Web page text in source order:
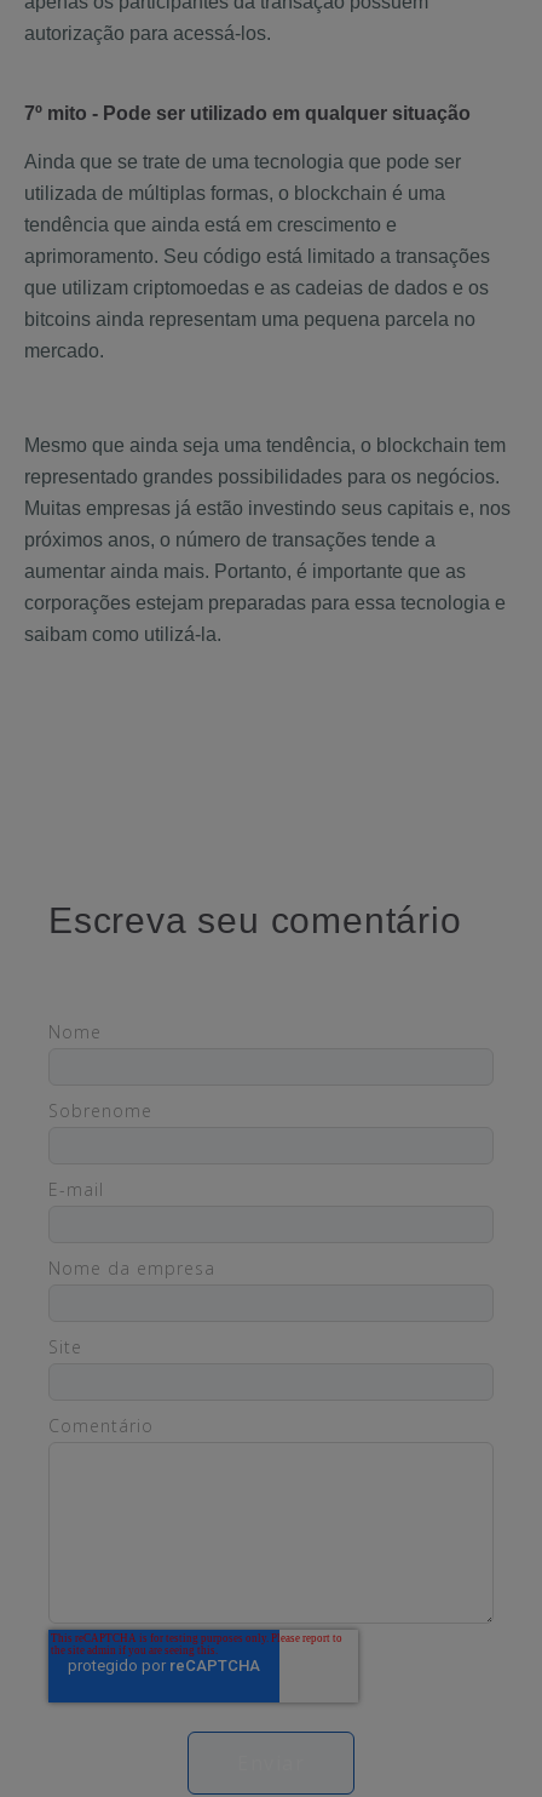
autorização para acessá-los.
7º mito - Pode ser utilizado em qualquer situação
Ainda que se trate de uma tecnologia que pode ser
utilizada de múltiplas formas, o blockchain é uma
tendência que ainda está em crescimento e
aprimoramento. Seu código está limitado a transações
que utilizam criptomoedas e as cadeias de dados e os
bitcoins ainda representam uma pequena parcela no
mercado.
Mesmo que ainda seja uma tendência, o blockchain tem
representado grandes possibilidades para os negócios.
Muitas empresas já estão investindo seus capitais e, nos
próximos anos, o número de transações tende a
aumentar ainda mais. Portanto, é importante que as
corporações estejam preparadas para essa tecnologia e
saibam como utilizá-la.
Escreva seu comentário
Nome
Sobrenome
E-mail
Nome da empresa
Site
Comentário